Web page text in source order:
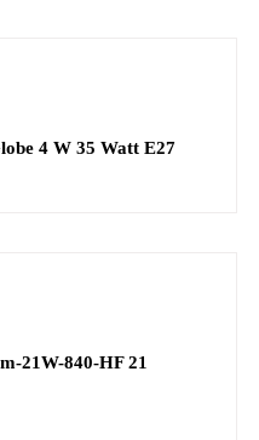
4 W 35 Watt E27
21W-840-HF 21